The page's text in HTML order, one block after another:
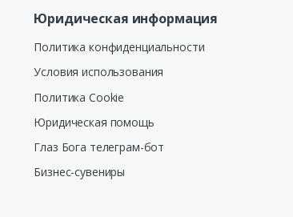
Юридическая информация
Политика конфиденциальности
Условия использования
Политика Cookie
Юридическая помощь
Глаз Бога телеграм-бот
Бизнес-сувениры